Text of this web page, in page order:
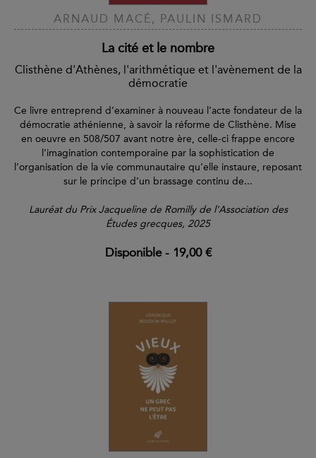
ARNAUD MACÉ, PAULIN ISMARD
La cité et le nombre
Clisthène d'Athènes, l'arithmétique et l'avènement de la
démocratie
Ce livre entreprend d’examiner à nouveau l’acte fondateur de la
démocratie athénienne, à savoir la réforme de Clisthène. Mise
en oeuvre en 508/507 avant notre ère, celle-ci frappe encore
l’imagination contemporaine par la sophistication de
l’organisation de la vie communautaire qu’elle instaure, reposant
sur le principe d’un brassage continu de...
Lauréat du Prix Jacqueline de Romilly de l'Association des
Études grecques, 2025
Disponible- 19,00 €